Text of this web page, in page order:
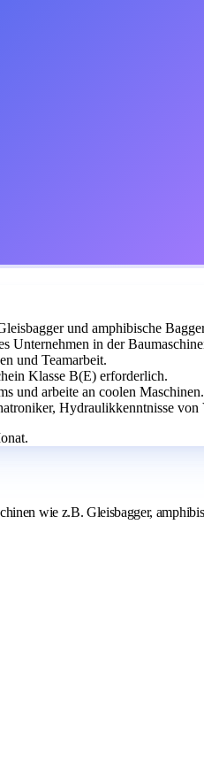
und amphibische
Unternehmen in der
und Teamarbeit.
Klasse B(E) erforderlich.
und arbeite an coolen Maschinen.
Hydraulikkenntnisse von
wie z.B. Gleisbagger,